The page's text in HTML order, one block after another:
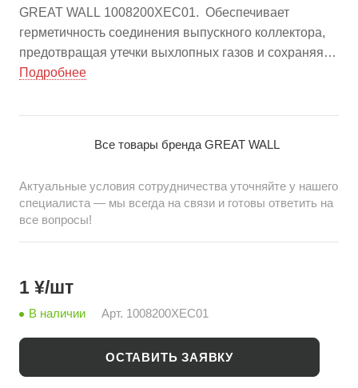
GREAT WALL 1008200XEC01. Обеспечивает
герметичность соединения выпускного коллектора,
предотвращая утечки выхлопных газов и сохраняя
эффективность работы двигателя. Точная замена
Wall. Заказывайте оптом на china-bazar.ru – лучшие
Подробнее
Все товары бренда GREAT WALL
Актуальные условия сотрудничества уточняйте у нашего
специалиста — мы всегда на связи и готовы ответить на
все вопросы!
1 ¥/шт
В наличии Арт. 1008200XEC01
ОСТАВИТЬ ЗАЯВКУ